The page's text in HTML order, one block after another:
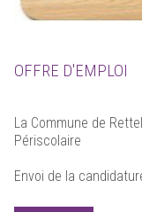
OFFRE D'EMPLOI
La Commune de
Périscolaire
Envoi de la